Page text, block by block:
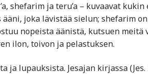
shefarim ja teru’a – kuvaavat
ääni, joka lävistää sielun; shefarim
nopeista äänistä, kutsuen meitä
ilon, toivon ja pelastuksen.
ja lupauksista. Jesajan kirjassa